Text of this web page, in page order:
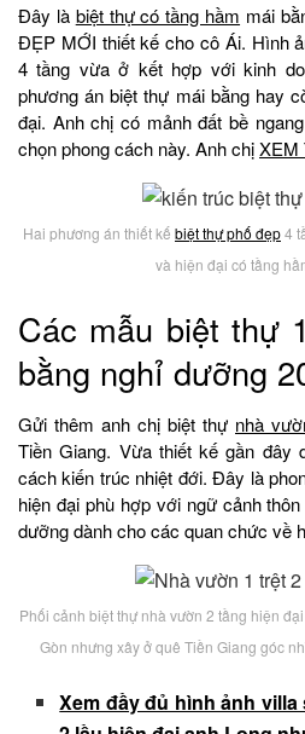
Đây là biệt thự có tầng hầm mái
ĐẸP MỚI thiết kế cho cô Ái. Hình
4 tầng vừa ở kết hợp với kinh
phương án biệt thự mái bằng hay
đại. Anh chị có mảnh đất bề
chọn phong cách này. Anh chịXEM
Hai phương án thiết kế biệt thự phố đẹp4
và hiện đại có tầng
Các mẫu biệt thự
bằng nghỉ dưỡng
Gửi thêm anh chị biệt thự nhà
Tiền Giang. Vừa thiết kế gần đây
cách kiến trúc nhiệt đới. Đây là
hiện đại phù hợp với ngữ cảnh
dưỡng dành cho các quan chức về
Phối cảnh biệt thự nhà vườn 2 tầng hiện
Gòn nhưng xây ở quê Tiền Giang góc
Xem đầy đủ hình ảnh